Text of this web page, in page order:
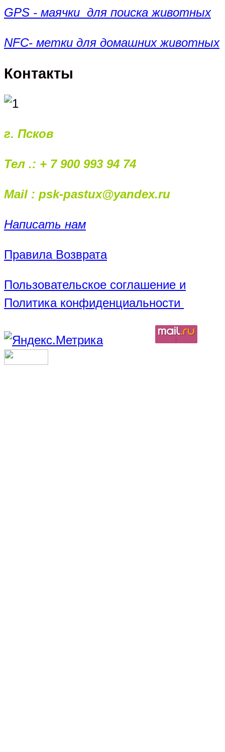
GPS - маячки для поиска животных
NFC- метки для домашних животных
Контакты
г. Псков
Тел .: + 7 900 993 94 74
Mail : psk-pastux@yandex.ru
Написать нам
Правила Возврата
Пользовательское соглашение и
Политика конфиденциальности